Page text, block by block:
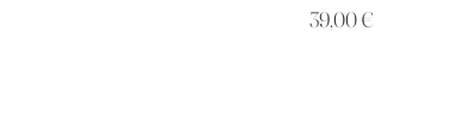
Prix
39,00 €